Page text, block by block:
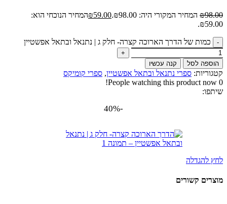
₪98.00 המחיר המקורי היה: ₪98.00. ₪59.00
המחיר הנוכחי הוא:
₪59.00.
כמות של הדרך הארוכה קצרה- חלק ג | נתנאל ובתאל אפשטיין
הוספה לסל קנה עכשיו
קטגוריות: ספרי נתנאל ובתאל אפשטיין, ספרי קומיקס
0
People watching this product now!
שיתפו:
-40%
לחץ להגדלה
מוצרים קשורים